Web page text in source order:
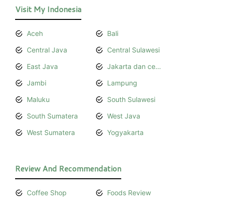
Visit My Indonesia
Aceh
Bali
Central Java
Central Sulawesi
East Java
Jakarta dan cerita bersamanya
Jambi
Lampung
Maluku
South Sulawesi
South Sumatera
West Java
West Sumatera
Yogyakarta
Review And Recommendation
Coffee Shop
Foods Review